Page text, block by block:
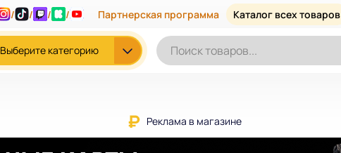
/ / / / Партнерская программа Каталог всех товаров
Выберите категорию
Реклама в магазине